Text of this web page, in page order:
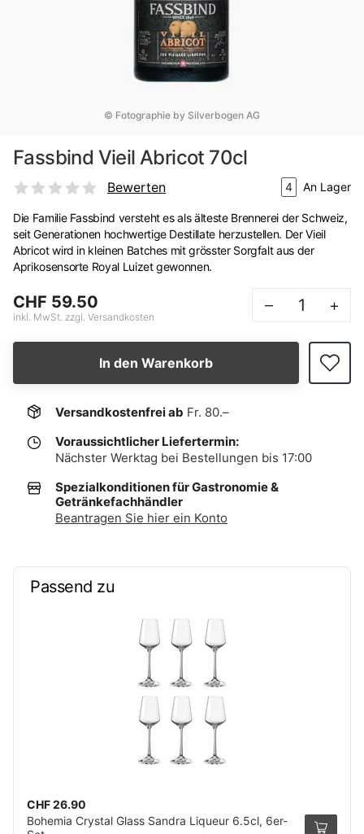
© Fotographie by Silverbogen AG
Fassbind Vieil Abricot 70cl
Bewerten 4 An Lager
Die Familie Fassbind versteht es als älteste Brennerei der Schweiz,
seit Generationen hochwertige Destillate herzustellen. Der Vieil
Abricot wird in kleinen Batches mit grösster Sorgfalt aus der
Aprikosensorte Royal Luizet gewonnen.
CHF 59.50
inkl. MwSt. zzgl. Versandkosten
– +
In den Warenkorb
Versandkostenfrei ab Fr. 80.–
Voraussichtlicher Liefertermin:
Nächster Werktag bei Bestellungen bis 17:00
Spezialkonditionen für Gastronomie &
Getränkefachhändler
Beantragen Sie hier ein Konto
Passend zu
CHF 26.90
Bohemia Crystal Glass Sandra Liqueur 6.5cl, 6er-